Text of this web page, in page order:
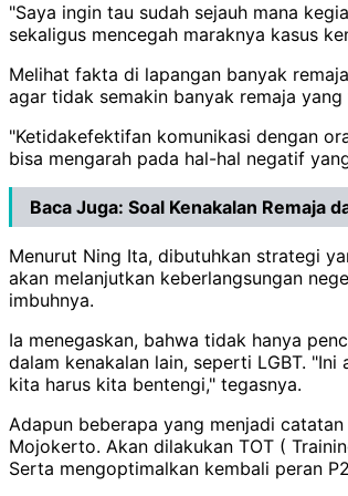
"Saya ingin tau sudah sejauh mana
sekaligus mencegah maraknya kasus
Melihat fakta di lapangan banyak
agar tidak semakin banyak remaja
"Ketidakefektifan komunikasi dengan
bisa mengarah pada hal-hal negatif
Baca Juga: Soal Kenakalan Remaja
Menurut Ning Ita, dibutuhkan strategi
akan melanjutkan keberlangsungan
imbuhnya.
Ia menegaskan, bahwa tidak hanya
dalam kenakalan lain, seperti LGBT.
kita harus kita bentengi," tegasnya.
Adapun beberapa yang menjadi
Mojokerto. Akan dilakukan TOT (
Serta mengoptimalkan kembali peran